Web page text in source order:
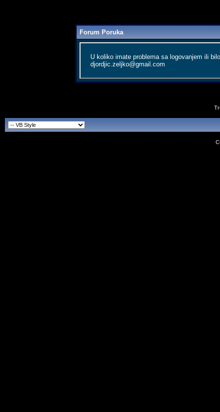
Forum Poruka
U koliko imate problema sa logovanjem ili
djordjic.zeljko@gmail.com